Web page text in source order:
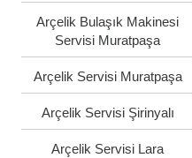
Arçelik Bulaşık Makinesi
Servisi Muratpaşa
Arçelik Servisi Muratpaşa
Arçelik Servisi Şirinyalı
Arçelik Servisi Lara